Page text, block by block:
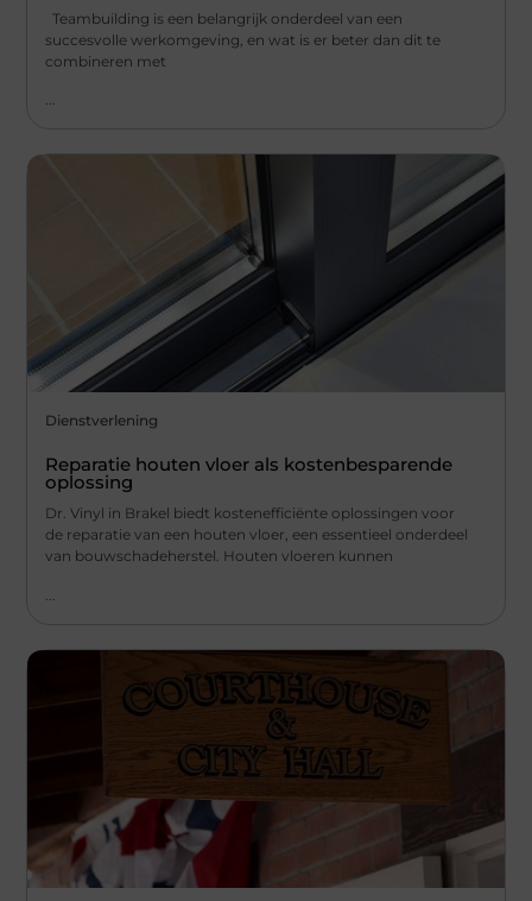
Teambuilding is een belangrijk onderdeel van een
succesvolle werkomgeving, en wat is er beter dan dit te
combineren met
...
Dienstverlening
Reparatie houten vloer als kostenbesparende
oplossing
Dr. Vinyl in Brakel biedt kostenefficiënte oplossingen voor
de reparatie van een houten vloer, een essentieel onderdeel
van bouwschadeherstel. Houten vloeren kunnen